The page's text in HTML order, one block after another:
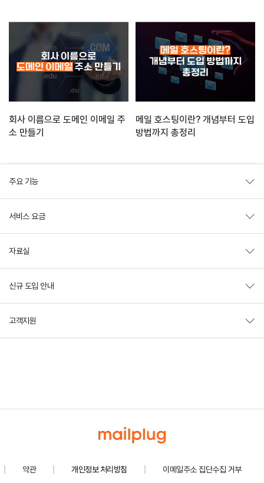
회사 이름으로 도메인 이메일 주
소 만들기
메일 호스팅이란? 개념부터 도입
방법까지 총정리
주요 기능
서비스 요금
자료실
신규 도입 안내
고객지원
약관 개인정보 처리방침 이메일주소 집단수집 거부